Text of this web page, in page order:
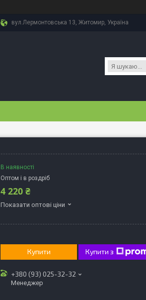
вул.Лермонтовська 13, Житомир, Україна
В наявності
Оптом і в роздріб
4 220 ₴
Показати оптові ціни
Купити Купити з
+380 (93) 025-32-32
Менеджер